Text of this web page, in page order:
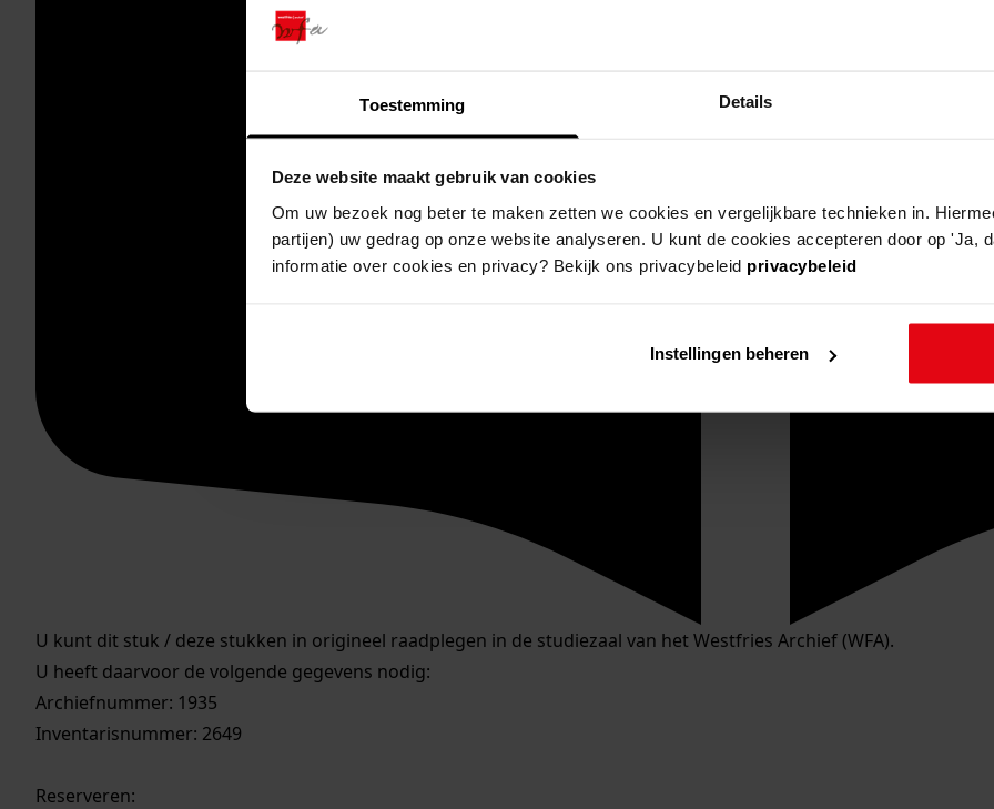
Toestemming Details
Deze website maakt gebruik van cookies
Om uw bezoek nog beter te maken zetten we cookies en vergelijkbare technieken in.
partijen) uw gedrag op onze website analyseren. U kunt de cookies accepteren door op 'Ja,
informatie over cookies en privacy? Bekijk ons privacybeleid privacybeleid
Instellingen beheren
U kunt dit stuk / deze stukken in origineel raadplegen in de studiezaal van het Westfries Archief (WFA).
U heeft daarvoor de volgende gegevens nodig:
Archiefnummer: 1935
Inventarisnummer: 2649
Reserveren: